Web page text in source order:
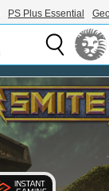
PS Plus Essential